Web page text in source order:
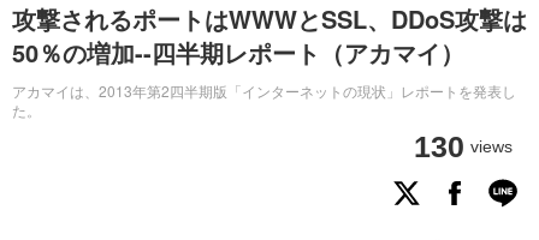
攻撃されるポートはWWWとSSL、DDoS攻撃は
50％の増加--四半期レポート（アカマイ）
アカマイは、2013年第2四半期版「インターネットの現状」レポートを発表し
た。
130 views